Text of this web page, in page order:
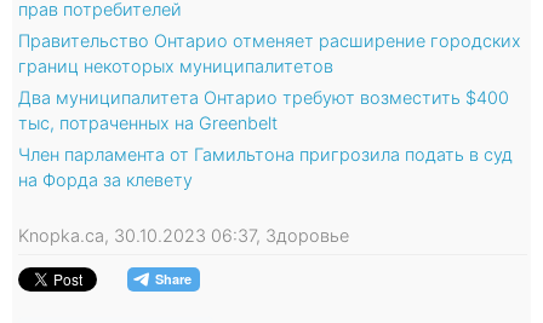
прав потребителей
Правительство Онтарио отменяет расширение городских
границ некоторых муниципалитетов
Два муниципалитета Онтарио требуют возместить $400
тыс, потраченных на Greenbelt
Член парламента от Гамильтона пригрозила подать в суд
на Форда за клевету
Knopka.ca, 30.10.2023 06:37, Здоровье